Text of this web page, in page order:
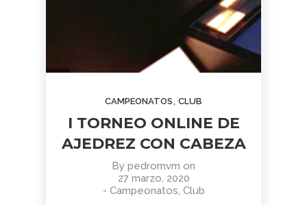
4
COMUNIDAD
AJEDREZ
CON
VERANO Y
29
2026
ARMAGGEDÓN
AJEDREZ CON
CABEZA – 4 DE
JULIO
¡AJEDREZ EN
CHAMBERÍ!
2
2026
A MIRAR
EL ARTE:
MADRID
MITAD DEL
SIGLO XX
BOLETÍN
1
2026
TORNEO
2026
ENTRENAMIENTO
CAMPEONATOS, CLUB
I TORNEO ONLINE DE
AJEDREZ CON CABEZA
By pedromvm on
27 marzo, 2020
- Campeonatos, Club